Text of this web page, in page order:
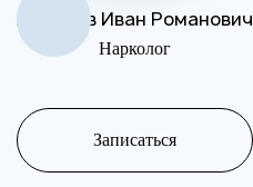
Андреев Иван Романович
Нарколог
Записаться